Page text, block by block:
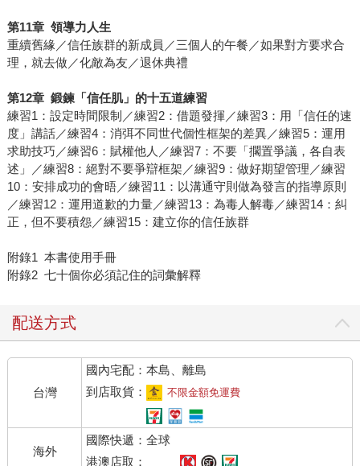
第11章 領導力人生
重續舊緣／信任族群的新成員／三個人的午餐／如果對方要求合
理，就去做／化敵為友／退休典禮
第12章 鍛鍊「信任肌」的十五道練習
練習1：設定時間限制／練習2：借題發揮／練習3：用「信任的速
度」講話／練習4：消弭不同世代個性框架的差異／練習5：運用
求助技巧／練習6：賦權他人／練習7：不要「擱置爭議，各自表
述」／練習8：絕對不要爭辯框架／練習9：做好期望管理／練習
10：安排成功的會晤／練習11：以溝通守則做為發言的指導原則
／練習12：運用道歉的力量／練習13：為毒人解毒／練習14：糾
正，但不要積怨／練習15：建立你的信任族群
附錄1 本書使用手冊
附錄2 七十個你必須記住的詞彙解釋
配送方式
台灣
國內宅配：本島、離島
到店取貨：
不限金額免運費
海外
國際快遞：全球
港澳店取：